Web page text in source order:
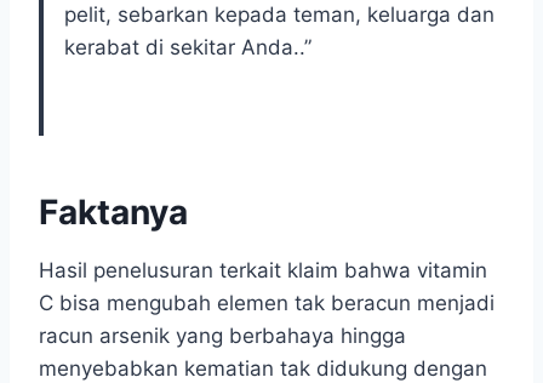
pelit, sebarkan kepada teman, keluarga dan
kerabat di sekitar Anda..”
Faktanya
Hasil penelusuran terkait klaim bahwa vitamin
C bisa mengubah elemen tak beracun menjadi
racun arsenik yang berbahaya hingga
menyebabkan kematian tak didukung dengan